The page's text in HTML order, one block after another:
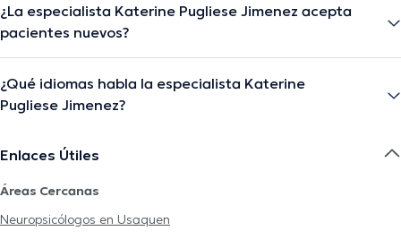
¿La especialista Katerine Pugliese Jimenez acepta
pacientes nuevos?
¿Qué idiomas habla la especialista Katerine
Pugliese Jimenez?
Enlaces Útiles
Áreas Cercanas
Neuropsicólogos en Usaquen